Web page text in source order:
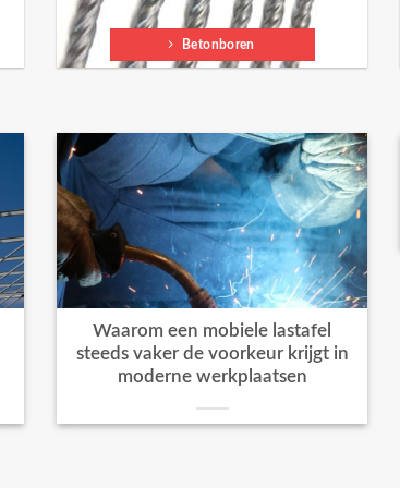
Betonboren
Waarom een mobiele lastafel
steeds vaker de voorkeur krijgt in
moderne werkplaatsen